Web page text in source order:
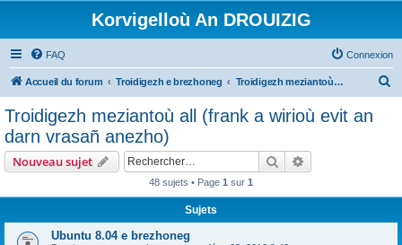
Korvigelloù An DROUIZIG
FAQ Connexion
Accueil du forum Troidigezh e brezhoneg Troidigezh meziantoù all (frank a wirioù evit an darn vrasañ anezho)
Troidigezh meziantoù all (frank a wirioù evit an
darn vrasañ anezho)
Nouveau sujet Rechercher
48 sujets • Page 1 sur 1
Sujets
Ubuntu 8.04 e brezhoneg